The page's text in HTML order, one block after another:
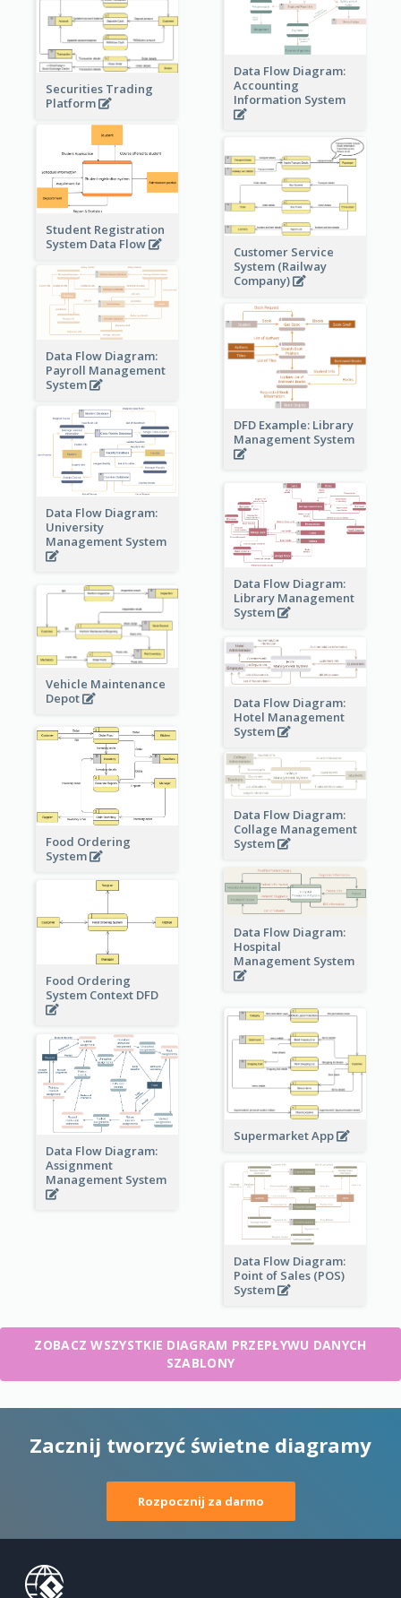
Data Flow Diagram:
Accounting
Information System
Securities Trading
Platform
Student Registration
System Data Flow
Customer Service
System (Railway
Company)
Data Flow Diagram:
Payroll Management
System
DFD Example: Library
Management System
Data Flow Diagram:
University
Management System
Data Flow Diagram:
Library Management
System
Vehicle Maintenance
Depot
Data Flow Diagram:
Hotel Management
System
Food Ordering
System
Data Flow Diagram:
Collage Management
System
Data Flow Diagram:
Hospital
Management System
Food Ordering
System Context DFD
Supermarket App
Data Flow Diagram:
Assignment
Management System
Data Flow Diagram:
Point of Sales (POS)
System
ZOBACZ WSZYSTKIE DIAGRAM PRZEPŁYWU DANYCH
SZABLONY
Zacznij tworzyć świetne diagramy
Rozpocznij za darmo